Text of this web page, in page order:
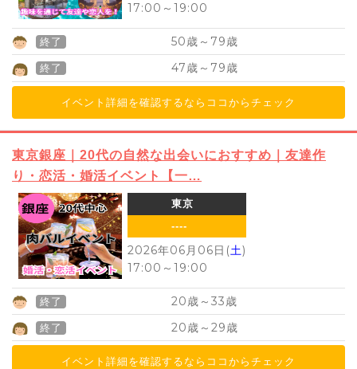
17:00 ～ 19:00
終了 50歳～ 79歳
終了 47歳～ 79歳
イベント詳細を確認するならココからチェック
東京銀座｜20代の自然な出会いにおすすめ｜友達作
り・恋活・婚活イベント【一…
東京
----
2026年06月06日(土)
17:00 ～ 19:00
終了 20歳～ 33歳
終了 20歳～ 29歳
イベント詳細を確認するならココからチェック